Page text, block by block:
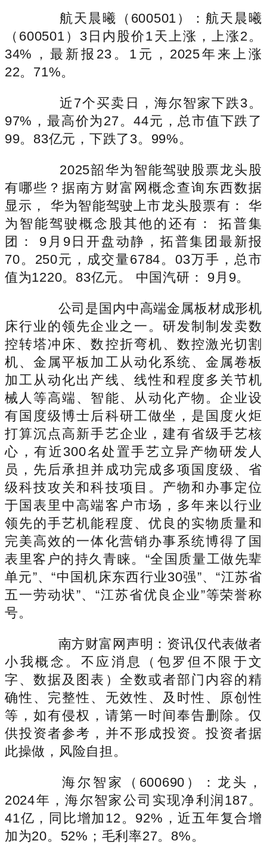
航天晨曦（600501）：航天晨曦
（600501）3日内股价1天上涨，上涨2。
34%，最新报23。1元，2025年来上涨
22。71%。
近7个买卖日，海尔智家下跌3。
97%，最高价为27。44元，总市值下跌了
99。83亿元，下跌了3。99%。
2025韶华为智能驾驶股票龙头股
有哪些？据南方财富网概念查询东西数据
显示， 华为智能驾驶上市龙头股票有： 华
为智能驾驶概念股其他的还有： 拓普集
团： 9月9日开盘动静，拓普集团最新报
70。250元，成交量6784。03万手，总市
值为1220。83亿元。 中国汽研： 9月9。
公司是国内中高端金属板材成形机
床行业的领先企业之一。研发制制发卖数
控转塔冲床、数控折弯机、数控激光切割
机、金属平板加工从动化系统、金属卷板
加工从动化出产线、线性和程度多关节机
械人等高端、智能、从动化产物。企业设
有国度级博士后科研工做坐，是国度火炬
打算沉点高新手艺企业，建有省级手艺核
心，有近300名处置手艺立异产物研发人
员，先后承担并成功完成多项国度级、省
级科技攻关和科技项目。产物和办事定位
于国表里中高端客户市场，多年来以行业
领先的手艺机能程度、优良的实物质量和
完美高效的一体化营销办事系统博得了国
表里客户的持久青睐。“全国质量工做先辈
单元”、“中国机床东西行业30强”、“江苏省
五一劳动状”、“江苏省优良企业”等荣誉称
号。
南方财富网声明：资讯仅代表做者
小我概念。不应消息（包罗但不限于文
字、数据及图表）全数或者部门内容的精
确性、完整性、无效性、及时性、原创性
等，如有侵权，请第一时间奉告删除。仅
供投资者参考，并不形成投资。投资者据
此操做，风险自担。
海尔智家（600690）：龙头，
2024年，海尔智家公司实现净利润187。
41亿，同比增加12。92%，近五年复合增
加为20。52%；毛利率27。8%。